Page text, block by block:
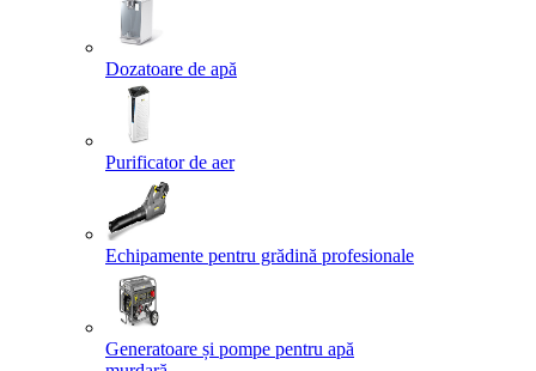
Dozatoare de apă
Purificator de aer
Echipamente pentru grădină profesionale
Generatoare și pompe pentru apă